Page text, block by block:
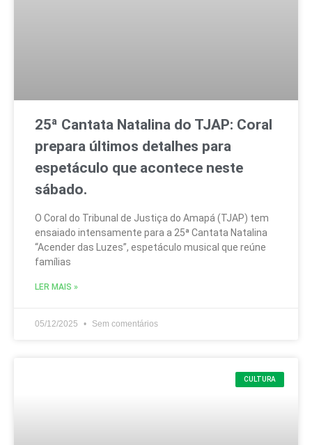
25ª Cantata Natalina do TJAP: Coral
prepara últimos detalhes para
espetáculo que acontece neste
sábado.
O Coral do Tribunal de Justiça do Amapá (TJAP) tem
ensaiado intensamente para a 25ª Cantata Natalina
“Acender das Luzes”, espetáculo musical que reúne
famílias
LER MAIS »
05/12/2025 Sem comentários
CULTURA